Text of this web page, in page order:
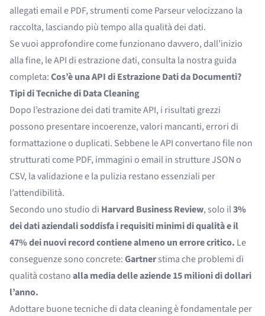
allegati email e PDF, strumenti come Parseur velocizzano la
raccolta, lasciando più tempo alla qualità dei dati.
Se vuoi approfondire come funzionano davvero, dall’inizio
alla fine, le API di estrazione dati, consulta la nostra guida
completa:Cos’è una API di Estrazione Dati da Documenti?
Tipi di Tecniche di Data Cleaning
Dopo l’estrazione dei dati tramite API, i risultati grezzi
possono presentare incoerenze, valori mancanti, errori di
formattazione o duplicati. Sebbene le API convertano file non
strutturati come PDF, immagini o email in strutture JSON o
CSV, la validazione e la pulizia restano essenziali per
l’attendibilità.
Secondo uno studio di Harvard Business Review, solo il3%
dei dati aziendali soddisfa i requisiti minimi di qualità e il
47% dei nuovi record contiene almeno un errore critico. Le
conseguenze sono concrete:Gartnerstima che problemi di
qualità costanoalla media delle aziende 15 milioni di dollari
l’anno.
Adottare buone tecniche di data cleaning è fondamentale per